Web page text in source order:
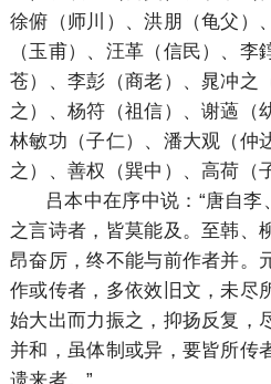
徐俯（师川）、洪朋（龟父）
（玉甫）、汪革（信民）、李
苍）、李彭（商老）、晁冲之
之）、杨符（祖信）、谢薖（
林敏功（子仁）、潘大观（仲
之）、善权（巽中）、高荷（
吕本中在序中说：“唐自
之言诗者，皆莫能及。至韩、
昂奋厉，终不能与前作者并。
作或传者，多依效旧文，未尽
始大出而力振之，抑扬反复，
并和，虽体制或异，要皆所传